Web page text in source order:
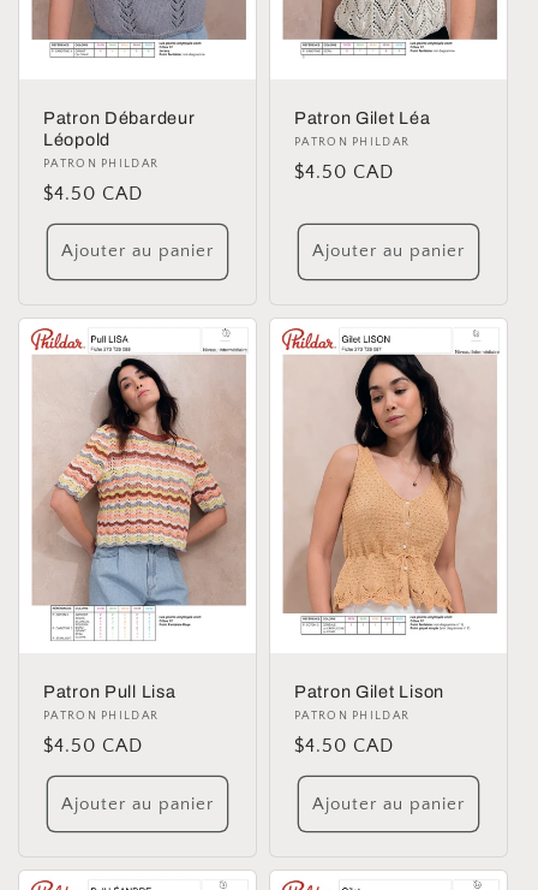
Patron Débardeur
Léopold
Distributeur :
PATRON PHILDAR
Prix
habituel
$4.50 CAD
Ajouter au panier
Patron Gilet Léa
Distributeur :
PATRON PHILDAR
Prix
$4.50 CAD
Ajouter au panier
Patron Pull Lisa
Distributeur :
PATRON PHILDAR
Prix
habituel
$4.50 CAD
Ajouter au panier
Patron Gilet Lison
Distributeur :
PATRON PHILDAR
Prix
habituel
$4.50 CAD
Ajouter au panier